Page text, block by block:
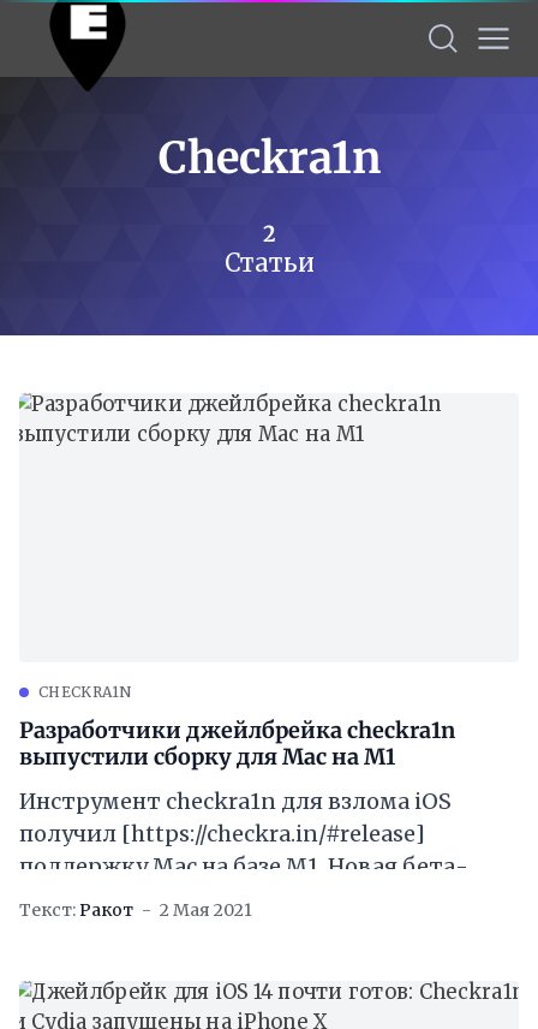
Checkra1n
2
Статьи
CHECKRA1N
Разработчики джейлбрейка checkra1n
выпустили сборку для Mac на M1
Инструмент checkra1n для взлома iOS
получил [https://checkra.in/#release]
поддержку Mac на базе M1. Новая бета-
версия под номером 0.12.3 позволяет
Текст:Ракот 2 Мая 2021